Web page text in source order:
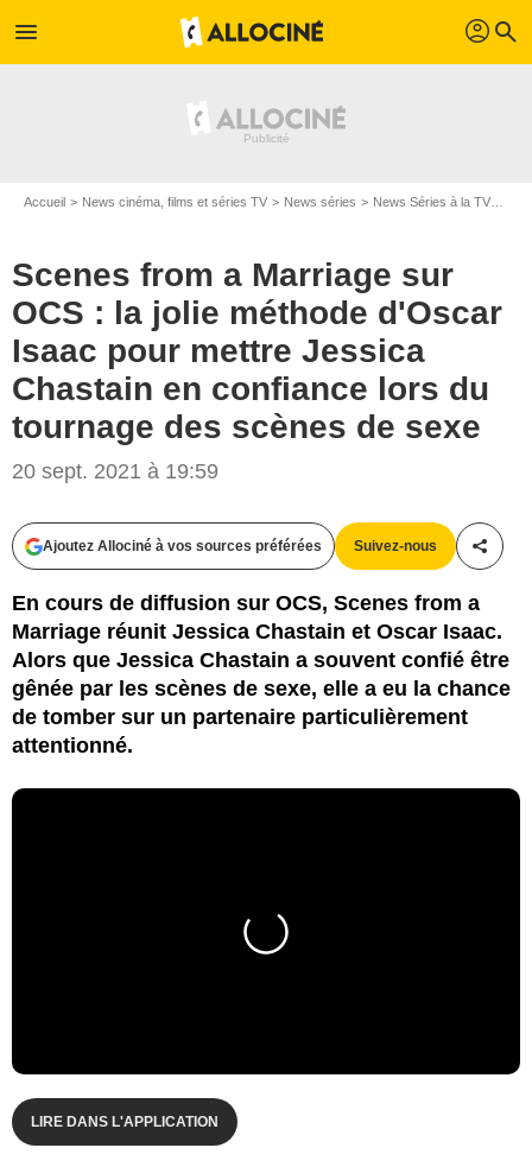
menu profil search
Accueil News cinéma, films et séries TV News séries News Séries à la TV
Scenes from a Marriage sur
OCS : la jolie méthode d'Oscar
Isaac pour mettre Jessica
Chastain en confiance lors du
tournage des scènes de sexe
20 sept. 2021 à 19:59
Ajoutez Allociné à vos sources préférées Suivez-nous
En cours de diffusion sur OCS, Scenes from a
Marriage réunit Jessica Chastain et Oscar Isaac.
Alors que Jessica Chastain a souvent confié être
gênée par les scènes de sexe, elle a eu la chance
de tomber sur un partenaire particulièrement
attentionné.
LIRE DANS L'APPLICATION